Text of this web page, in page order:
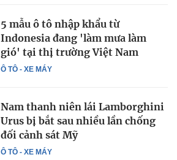
Ô TÔ - XE MÁY
5 mẫu ô tô nhập khẩu từ
Indonesia đang 'làm mưa làm
gió' tại thị trường Việt Nam
Ô TÔ - XE MÁY
Nam thanh niên lái Lamborghini
Urus bị bắt sau nhiều lần chống
đối cảnh sát Mỹ